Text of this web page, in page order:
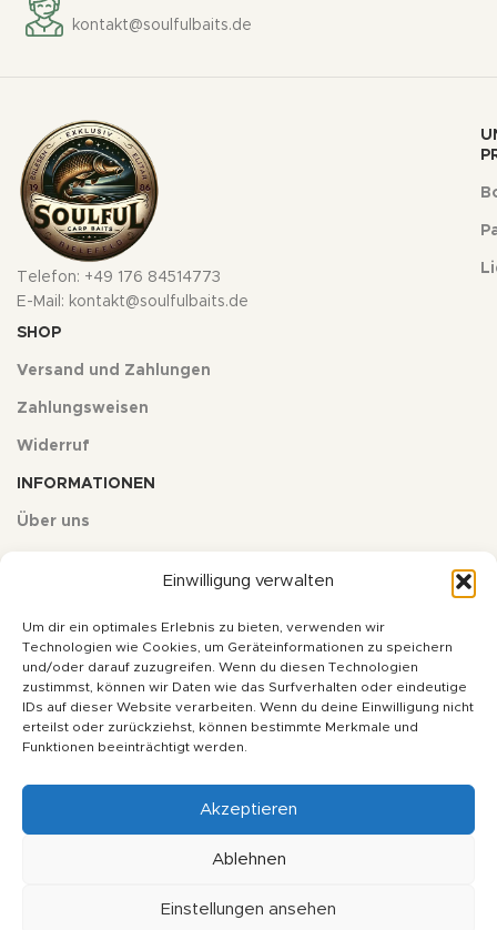
Einwilligung verwalten
Um dir ein optimales Erlebnis zu bieten, verwenden wir
Technologien wie Cookies, um Geräteinformationen zu speichern
und/oder darauf zuzugreifen. Wenn du diesen Technologien
zustimmst, können wir Daten wie das Surfverhalten oder eindeutige
IDs auf dieser Website verarbeiten. Wenn du deine Einwilligung nicht
erteilst oder zurückziehst, können bestimmte Merkmale und
Funktionen beeinträchtigt werden.
Akzeptieren
Ablehnen
Einstellungen ansehen
kontakt@soulfulbaits.de
Telefon: +49 176 84514773
E-Mail: kontakt@soulfulbaits.de
SHOP
Versand und Zahlungen
Zahlungsweisen
Widerruf
INFORMATIONEN
Über uns
Datenschutz
AGB
* Alle Preise inkl. deutscher Mehrwertsteuer zzgl. Versandkosten,